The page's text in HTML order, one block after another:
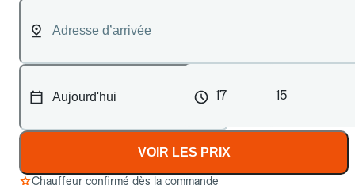
17 15
VOIR LES PRIX
Chauffeur confirmé dès la commande